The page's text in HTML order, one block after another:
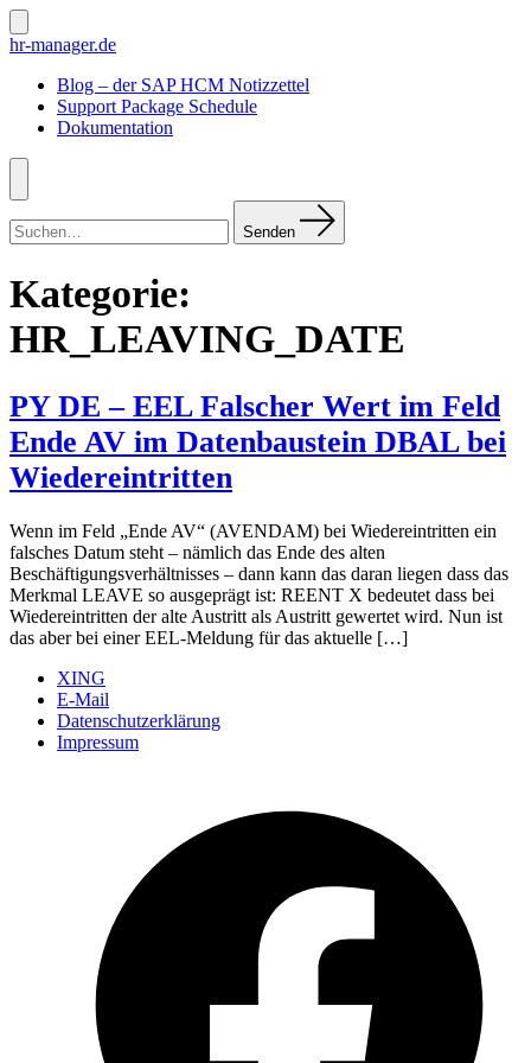
Zum
Inhalt
Suche
ein-/ausblenden
hr-manager.de
Blog – der SAP HCM Notizzettel
Support Package Schedule
Dokumentation
Menü
nach:
Senden
Kategorie:
HR_LEAVING_DATE
PY DE – EEL Falscher Wert im Feld
Ende AV im Datenbaustein DBAL bei
Wiedereintritten
Wenn im Feld „Ende AV“ (AVENDAM) bei Wiedereintritten ein
falsches Datum steht – nämlich das Ende des alten
Beschäftigungsverhältnisses – dann kann das daran liegen dass das
Merkmal LEAVE so ausgeprägt ist: REENT X bedeutet dass bei
Wiedereintritten der alte Austritt als Austritt gewertet wird. Nun ist
das aber bei einer EEL-Meldung für das aktuelle […]
XING
E-Mail
Datenschutzerklärung
Impressum